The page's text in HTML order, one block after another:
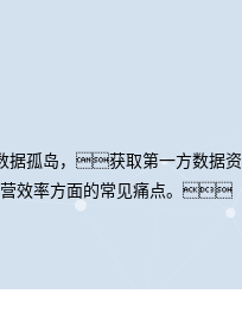
据孤岛，获取第一方数据资
效率方面的常见痛点。